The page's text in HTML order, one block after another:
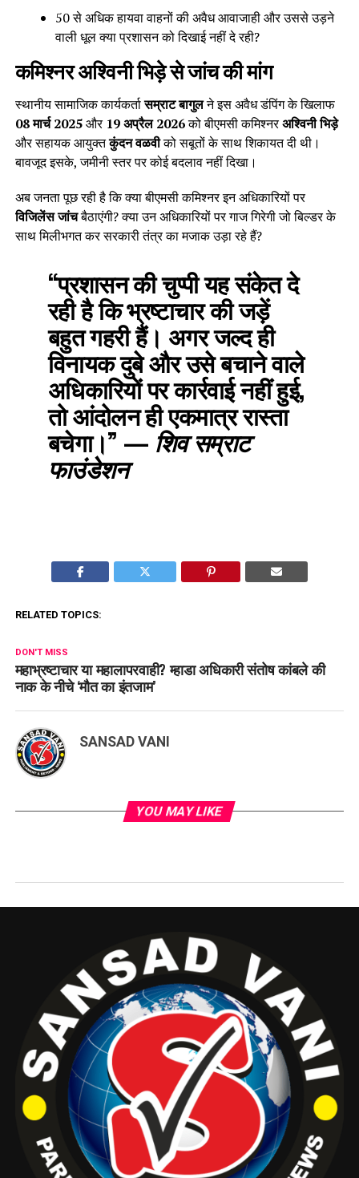
50 से अधिक हायवा वाहनों की अवैध आवाजाही और उससे उड़ने
वाली धूल क्या प्रशासन को दिखाई नहीं दे रही?
कमिश्नर अश्विनी भिड़े से जांच की मांग
स्थानीय सामाजिक कार्यकर्तासम्राट बागुलने इस अवैध डंपिंग के खिलाफ
08 मार्च 2025और 19 अप्रैल 2026को बीएमसी कमिश्नरअश्विनी भिड़े
और सहायक आयुक्तकुंदन वळवीको सबूतों के साथ शिकायत दी थी।
बावजूद इसके, जमीनी स्तर पर कोई बदलाव नहीं दिखा।
अब जनता पूछ रही है कि क्या बीएमसी कमिश्नर इन अधिकारियों पर
विजिलेंस जांचबैठाएंगी? क्या उन अधिकारियों पर गाज गिरेगी जो बिल्डर के
साथ मिलीभगत कर सरकारी तंत्र का मजाक उड़ा रहे हैं?
“प्रशासन की चुप्पी यह संकेत दे
रही है कि भ्रष्टाचार की जड़ें
बहुत गहरी हैं। अगर जल्द ही
विनायक दुबे और उसे बचाने वाले
अधिकारियों पर कार्रवाई नहीं हुई,
तो आंदोलन ही एकमात्र रास्ता
बचेगा।” — शिव सम्राट
फाउंडेशन
RELATED TOPICS:
DON'T MISS
महाभ्रष्टाचार या महालापरवाही? म्हाडा अधिकारी संतोष कांबले की
नाक के नीचे ‘मौत का इंतजाम’
SANSAD VANI
YOU MAY LIKE